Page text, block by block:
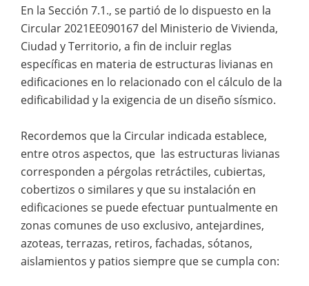
En la Sección 7.1., se partió de lo dispuesto en la
Circular 2021EE090167 del Ministerio de Vivienda,
Ciudad y Territorio, a fin de incluir reglas
específicas en materia de estructuras livianas en
edificaciones en lo relacionado con el cálculo de la
edificabilidad y la exigencia de un diseño sísmico.
Recordemos que la Circular indicada establece,
entre otros aspectos, que las estructuras livianas
corresponden a pérgolas retráctiles, cubiertas,
cobertizos o similares y que su instalación en
edificaciones se puede efectuar puntualmente en
zonas comunes de uso exclusivo, antejardines,
azoteas, terrazas, retiros, fachadas, sótanos,
aislamientos y patios siempre que se cumpla con: